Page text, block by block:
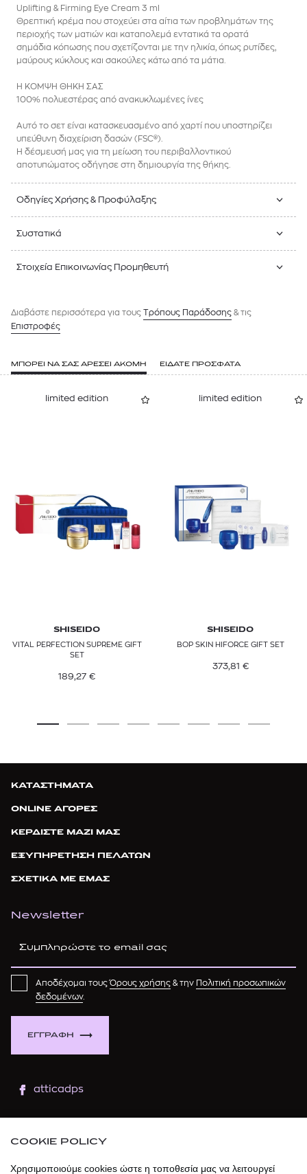
Uplifting & Firming Eye Cream 3 ml
Θρεπτική κρέμα που στοχεύει στα αίτια των προβλημάτων της
περιοχής των ματιών και καταπολεμά εντατικά τα ορατά
σημάδια κόπωσης που σχετίζονται με την ηλικία, όπως ρυτίδες,
μαύρους κύκλους και σακούλες κάτω από τα μάτια.
Η ΚΟΜΨΗ ΘΗΚΗ ΣΑΣ
100% πολυεστέρας από ανακυκλωμένες ίνες
Αυτό το σετ είναι κατασκευασμένο από χαρτί που υποστηρίζει
υπεύθυνη διαχείριση δασών (FSC®).
Η δέσμευσή μας για τη μείωση του περιβαλλοντικού
αποτυπώματος οδήγησε στη δημιουργία της θήκης.
Οδηγίες Χρήσης & Προφύλαξης
Συστατικά
Στοιχεία Επικοινωνίας Προμηθευτή
Διαβάστε περισσότερα για τους Tρόπους Παράδοσης & τις
Επιστροφές
ΜΠΟΡΕΙ ΝΑ ΣΑΣ ΑΡΕΣΕΙ ΑΚΟΜΗ ΕΙΔΑΤΕ ΠΡΟΣΦΑΤΑ
limited edition
SHISEIDO
VITAL PERFECTION SUPREME GIFT
SET
189,27 €
limited edition
SHISEIDO
BOP SKIN HIFORCE GIFT SET
373,81 €
ΚΑΤΑΣΤΗΜΑΤΑ
ONLINE ΑΓΟΡΕΣ
ΚΕΡΔΙΣΤΕ ΜΑΖΙ ΜΑΣ
ΕΞΥΠΗΡΕΤΗΣΗ ΠΕΛΑΤΩΝ
ΣΧΕΤΙΚΑ ΜΕ ΕΜΑΣ
Newsletter
ΕΓΓΡΑΦΗ
Αποδέχομαι τουςΌρους χρήσης & την
Πολιτική προσωπικών
δεδομένων.
atticadps
atticadps
COOKIE POLICY
Χρησιμοποιούμε cookies ώστε η τοποθεσία μας να λειτουργεί